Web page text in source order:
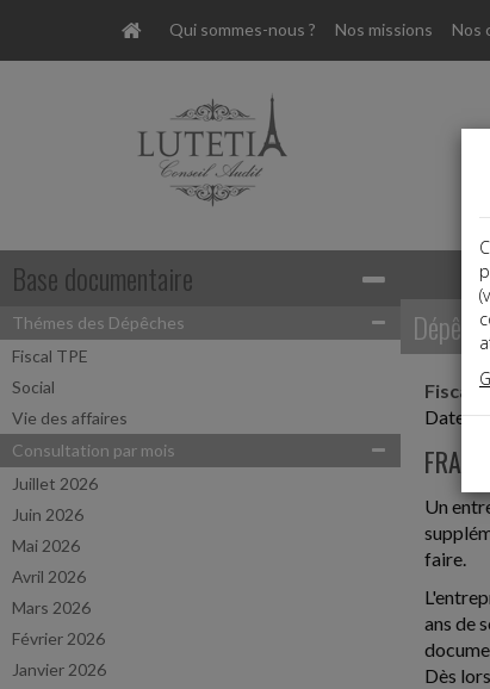
Qui sommes-nous ? Nos missions Nos
Base documentaire
Thémes des Dépêches
Fiscal TPE
Social
Vie des affaires
Consultation par mois
Juillet 2026
Juin 2026
Mai 2026
Avril 2026
Mars 2026
Février 2026
Janvier 2026
Fiscal
Date:
FRAIS
Un
faire.
ans de
Dès